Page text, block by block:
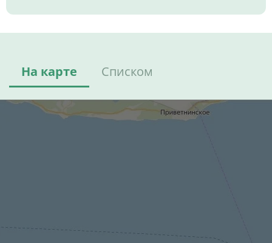
На карте Списком